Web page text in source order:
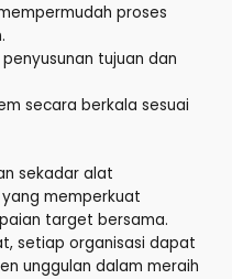
proses
tujuan dan
secara berkala sesuai
sekadar alat
memperkuat
target bersama.
setiap organisasi dapat
unggulan dalam meraih